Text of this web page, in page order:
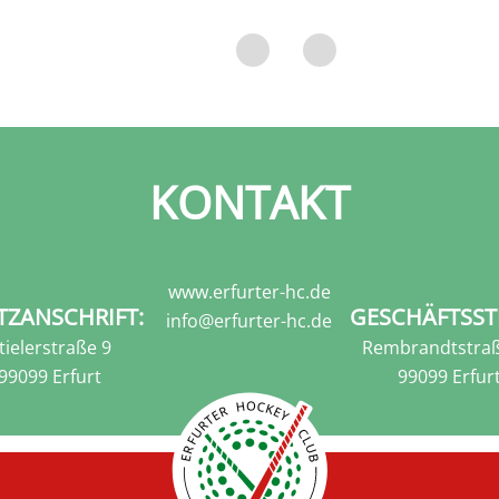
9
Erfurt
KONTAKT
www.erfurter-hc.de
info@erfurter-hc.de
99099